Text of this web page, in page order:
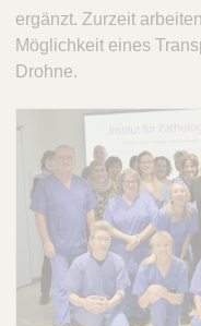
ergänzt. Zurzeit
Möglichkeit eines
Drohne.